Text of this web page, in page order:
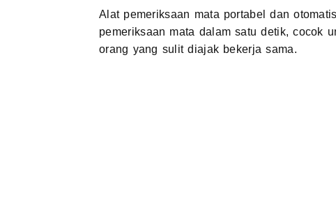
Alat pemeriksaan mata portabel dan
pemeriksaan mata dalam satu detik, cocok
orang yang sulit diajak bekerja sama.